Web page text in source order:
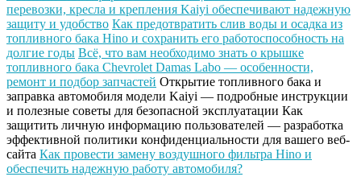
перевозки, кресла и крепления Kaiyi обеспечивают надежную
защиту и удобство Как предотвратить слив воды и осадка из
топливного бака Hino и сохранить его работоспособность на
долгие годы Всё, что вам необходимо знать о крышке
топливного бака Chevrolet Damas Labo — особенности,
ремонт и подбор запчастей Открытие топливного бака и
заправка автомобиля модели Kaiyi — подробные инструкции
и полезные советы для безопасной эксплуатации Как
защитить личную информацию пользователей — разработка
эффективной политики конфиденциальности для вашего веб-
сайта Как провести замену воздушного фильтра Hino и
обеспечить надежную работу автомобиля?